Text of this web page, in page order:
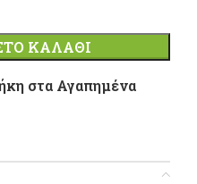
ΚΑΛΆΘΙ
στα Αγαπημένα